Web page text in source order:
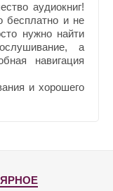
аудиокниг!
бесплатно и не
нужно найти
а
навигация
и хорошего